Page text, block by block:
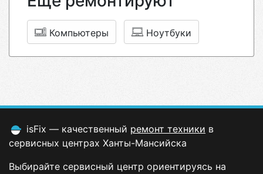
Компьютеры Ноутбуки
isFix — качественный ремонт техники в
сервисных центрах Ханты-Мансийска
Выбирайте сервисный центр ориентируясь на